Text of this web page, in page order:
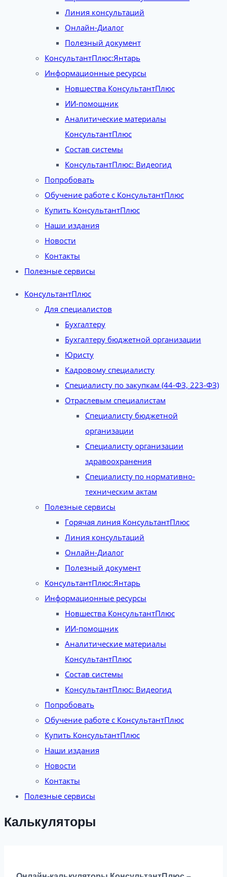
Линия консультаций
Онлайн-Диалог
Полезный документ
КонсультантПлюс:Янтарь
Информационные ресурсы
Новшества КонсультантПлюс
ИИ-помощник
Аналитические материалы
КонсультантПлюс
Состав системы
КонсультантПлюс: Видеогид
Попробовать
Обучение работе с КонсультантПлюс
Купить КонсультантПлюс
Наши издания
Новости
Контакты
Полезные сервисы
КонсультантПлюс
Для специалистов
Бухгалтеру
Бухгалтеру бюджетной организации
Юристу
Кадровому специалисту
Специалисту по закупкам (44-ФЗ, 223-ФЗ)
Отраслевым специалистам
Специалисту бюджетной
организации
Специалисту организации
здравоохранения
Специалисту по нормативно-
техническим актам
Полезные сервисы
Горячая линия КонсультантПлюс
Линия консультаций
Онлайн-Диалог
Полезный документ
КонсультантПлюс:Янтарь
Информационные ресурсы
Новшества КонсультантПлюс
ИИ-помощник
Аналитические материалы
КонсультантПлюс
Состав системы
КонсультантПлюс: Видеогид
Попробовать
Обучение работе с КонсультантПлюс
Купить КонсультантПлюс
Наши издания
Новости
Контакты
Полезные сервисы
Калькуляторы